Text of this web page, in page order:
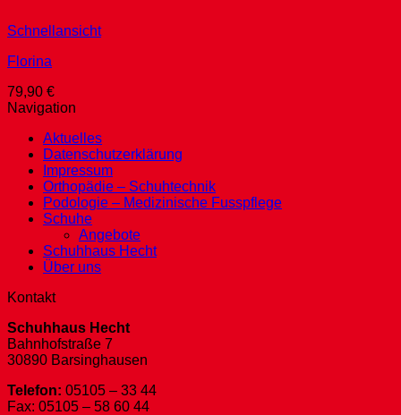
Schnellansicht
Florina
79,90 €
Navigation
Aktuelles
Datenschutzerklärung
Impressum
Orthopädie – Schuhtechnik
Podologie – Medizinische Fusspflege
Schuhe
Angebote
Schuhhaus Hecht
Über uns
Kontakt
Schuhhaus Hecht
Bahnhofstraße 7
30890 Barsinghausen
Telefon: 05105 – 33 44
Fax: 05105 – 58 60 44